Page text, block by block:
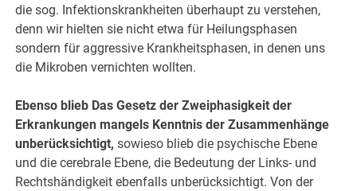
die sog. Infektionskrankheiten überhaupt zu verstehen,
denn wir hielten sie nicht etwa für Heilungsphasen
sondern für aggressive Krankheitsphasen, in denen uns
die Mikroben vernichten wollten.
Ebenso blieb Das Gesetz der Zweiphasigkeit der
Erkrankungen mangels Kenntnis der Zusammenhänge
unberücksichtigt, sowieso blieb die psychische Ebene
und die cerebrale Ebene, die Bedeutung der Links- und
Rechtshändigkeit ebenfalls unberücksichtigt. Von der